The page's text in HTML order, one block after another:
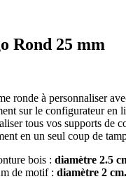
Rond 25 mm
ronde à personnaliser
sur le configurateur en
tous vos supports de
en un seul coup de
bois : diamètre 2.5
de motif : diamètre 2 cm.